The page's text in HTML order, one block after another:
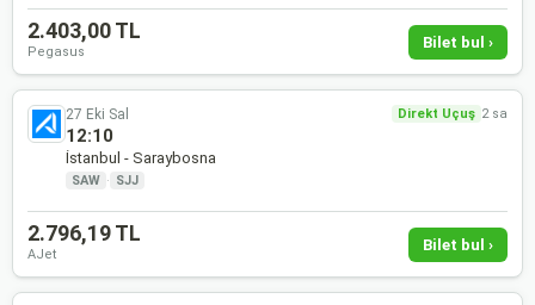
2.403,00 TL
Pegasus
Bilet bul ›
27 Eki Sal Direkt Uçuş 2 sa
12:10
İstanbul - Saraybosna
SAW · SJJ
2.796,19 TL
AJet
Bilet bul ›